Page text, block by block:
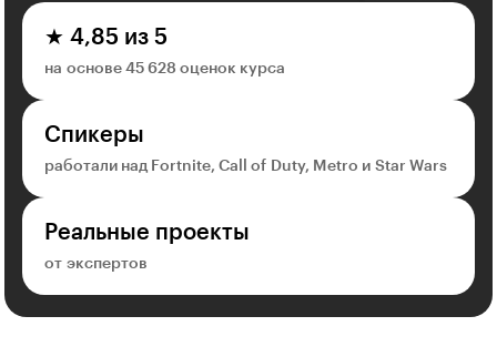
★ 4,85 из 5
на основе 45 628 оценок курса
Спикеры
работали над Fortnite, Call of Duty, Metro и Star Wars
Реальные проекты
от экспертов